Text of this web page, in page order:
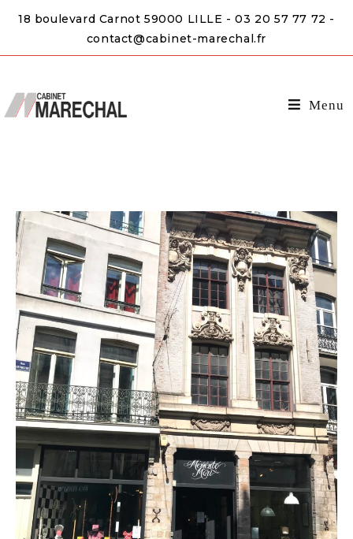
18 boulevard Carnot 59000 LILLE - 03 20 57 77 72 -
contact@cabinet-marechal.fr
Menu